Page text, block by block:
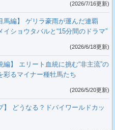
(2026/7/16更新)
馬編】 ゲリラ豪雨が運んだ連覇
ショウタバルと“15分間のドラマ”
(2026/6/18更新)
編】 エリート血統に挑む“非主流”の
るマイナー種牡馬たち
(2026/5/20更新)
】 どうなる？ドバイワールドカッ